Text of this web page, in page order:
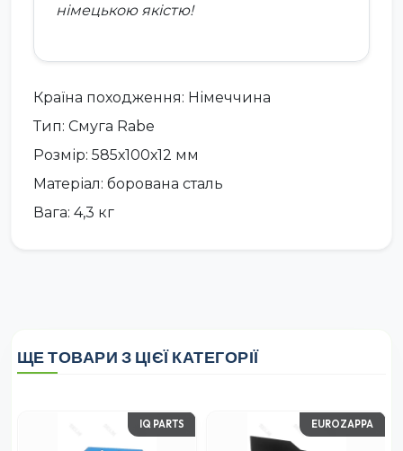
німецькою якістю!
Країна походження: Німеччина
Тип: Смуга Rabe
Розмір: 585х100х12 мм
Матеріал: борована сталь
Вага: 4,3 кг
ЩЕ ТОВАРИ З ЦІЄЇ КАТЕГОРІЇ
IQ PARTS EUROZAPPA